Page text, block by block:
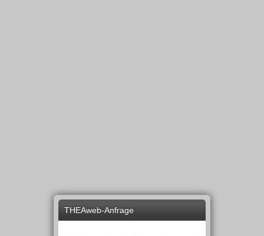
THEAweb-Anfrage